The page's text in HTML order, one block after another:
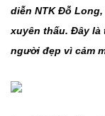
diễn NTK Đỗ
xuyên thấu. Đây là
người đẹp vì cảm